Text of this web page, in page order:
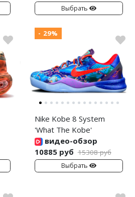
Выбрать
- 29%
Nike Kobe 8 System
'What The Kobe'
видео-обзор
10885 руб 15308 руб
Выбрать